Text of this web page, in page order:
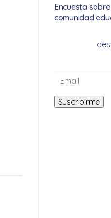
Encuesta
comunidad